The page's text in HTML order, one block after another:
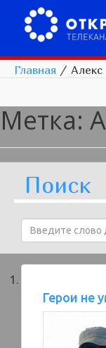
Главная /
Метка:
Поиск
Герои не